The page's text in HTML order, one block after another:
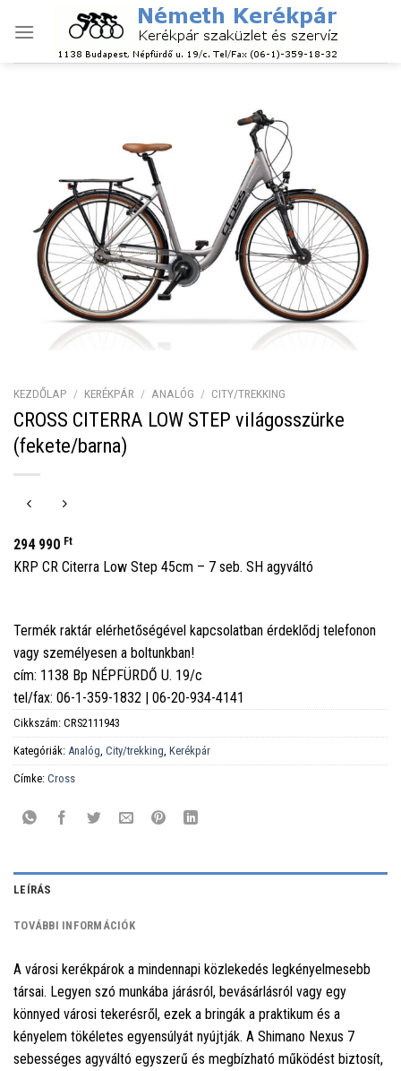
KEZDŐLAP / KERÉKPÁR / ANALÓG / CITY/TREKKING
CROSS CITERRA LOW STEP világosszürke
(fekete/barna)
294 990 Ft
KRP CR Citerra Low Step 45cm – 7 seb. SH agyváltó
Termék raktár elérhetőségével kapcsolatban érdeklődj telefonon
vagy személyesen a boltunkban!
cím: 1138 Bp NÉPFÜRDŐ U. 19/c
tel/fax: 06-1-359-1832 | 06-20-934-4141
Cikkszám: CRS2111943
Kategóriák: Analóg City/trekking Kerékpár
Címke: Cross
LEÍRÁS
TOVÁBBI INFORMÁCIÓK
A városi kerékpárok a mindennapi közlekedés legkényelmesebb
társai. Legyen szó munkába járásról, bevásárlásról vagy egy
könnyed városi tekerésről, ezek a bringák a praktikum és a
kényelem tökéletes egyensúlyát nyújtják. A Shimano Nexus 7
sebességes agyváltó egyszerű és megbízható működést biztosít,